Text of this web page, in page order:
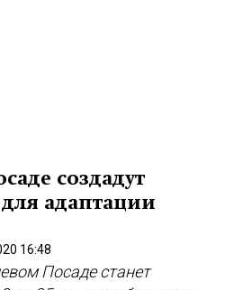
создадут
адаптации
16:48
Посаде станет